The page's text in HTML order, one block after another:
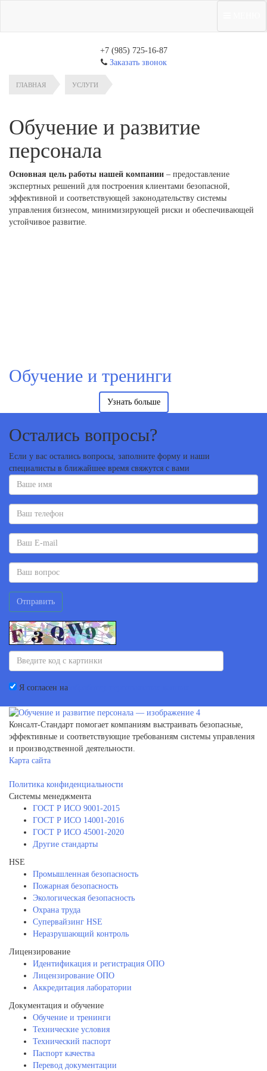
+7 (985) 725-16-87
Заказать звонок
ГЛАВНАЯ УСЛУГИ
Обучение и развитие
персонала
Основная цель работы нашей компании – предоставление
экспертных решений для построения клиентами безопасной,
эффективной и соответствующей законодательству системы
управления бизнесом, минимизирующей риски и обеспечивающей
устойчивое развитие.
Обучение и тренинги
Узнать больше
Остались вопросы?
Если у вас остались вопросы, заполните форму и наши
специалисты в ближайшее время свяжутся с вами
Отправить
Я согласен на
Консалт-Стандарт помогает компаниям выстраивать безопасные,
эффективные и соответствующие требованиям системы управления
и производственной деятельности.
Карта сайта
Политика конфиденциальности
Системы менеджмента
ГОСТ Р ИСО 9001-2015
ГОСТ Р ИСО 14001-2016
ГОСТ Р ИСО 45001-2020
Другие стандарты
HSE
Промышленная безопасность
Пожарная безопасность
Экологическая безопасность
Охрана труда
Супервайзинг HSE
Неразрушающий контроль
Лицензирование
Идентификация и регистрация ОПО
Лицензирование ОПО
Аккредитация лаборатории
Документация и обучение
Обучение и тренинги
Технические условия
Технический паспорт
Паспорт качества
Перевод документации